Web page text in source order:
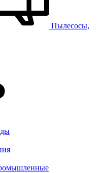
Пылесосы,